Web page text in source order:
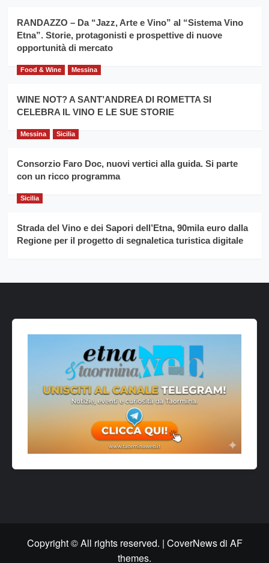
Franco
Caruso
RANDAZZO – Da “Jazz, Arte e Vino” al “Sistema Vino
Etna”. Storie, protagonisti e prospettive di nuove
opportunità di mercato
Food & Wine Messina
WINE NOT? A SANT’ANDREA DI ROMETTA SI
CELEBRA IL VINO E LE SUE STORIE
Messina Sicilia
Consorzio Faro Doc, nuovi vertici alla guida. Si parte
con un ricco programma
Sicilia
Strada del Vino e dei Sapori dell’Etna, 90mila euro dalla
Regione per il progetto di segnaletica turistica digitale
Copyright © All rights reserved. | CoverNewsdi AF
themes.